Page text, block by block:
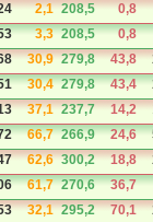
2,1 208,5 0,8
3,3 208,5 0,8
30,9 279,8 43,8
30,4 279,8 43,4
37,1 237,7 14,2
66,7 266,9 24,6
62,6 300,2 18,8
61,7 270,6 36,7
32,1 295,2 70,1